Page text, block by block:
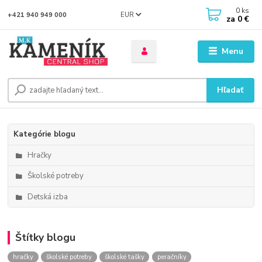
Menu
EUR
Hľadať
+421 940 949 000 0 ks
za 0 €
Kategórie blogu
Hračky
Školské potreby
Detská izba
Štítky blogu
hračky školské potreby školské tašky
peračníky